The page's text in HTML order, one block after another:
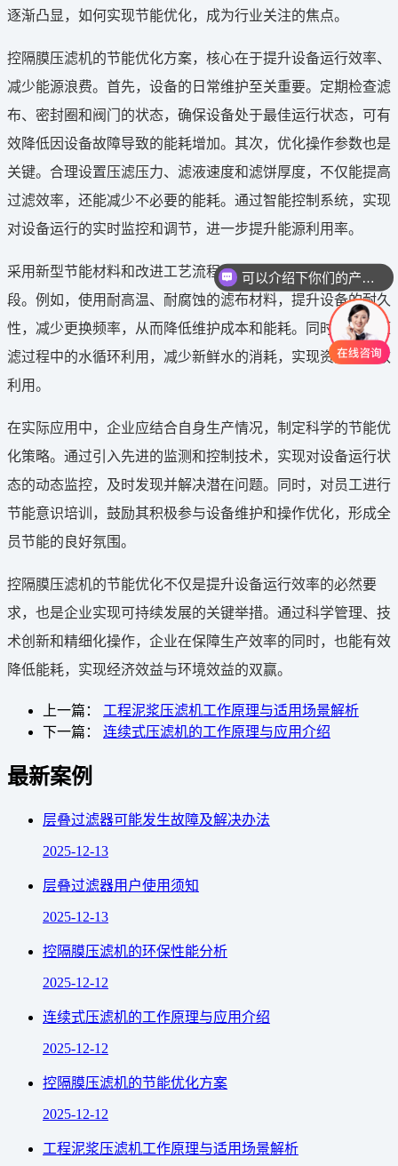
逐渐凸显，如何实现节能优化，成为行业关注的焦点。
控隔膜压滤机的节能优化方案，核心在于提升设备运行效率、
减少能源浪费。首先，设备的日常维护至关重要。定期检查滤
布、密封圈和阀门的状态，确保设备处于最佳运行状态，可有
效降低因设备故障导致的能耗增加。其次，优化操作参数也是
关键。合理设置压滤压力、滤液速度和滤饼厚度，不仅能提高
过滤效率，还能减少不必要的能耗。通过智能控制系统，实现
对设备运行的实时监控和调节，进一步提升能源利用率。
采用新型节能材料和改进工艺流程，也是实现节能的重要手
段。例如，使用耐高温、耐腐蚀的滤布材料，提升设备的耐久
性，减少更换频率，从而降低维护成本和能耗。同时，优化压
滤过程中的水循环利用，减少新鲜水的消耗，实现资源的高效
利用。
在实际应用中，企业应结合自身生产情况，制定科学的节能优
化策略。通过引入先进的监测和控制技术，实现对设备运行状
态的动态监控，及时发现并解决潜在问题。同时，对员工进行
节能意识培训，鼓励其积极参与设备维护和操作优化，形成全
员节能的良好氛围。
控隔膜压滤机的节能优化不仅是提升设备运行效率的必然要
求，也是企业实现可持续发展的关键举措。通过科学管理、技
术创新和精细化操作，企业在保障生产效率的同时，也能有效
降低能耗，实现经济效益与环境效益的双赢。
上一篇： 工程泥浆压滤机工作原理与适用场景解析
下一篇： 连续式压滤机的工作原理与应用介绍
最新案例
层叠过滤器可能发生故障及解决办法
2025-12-13
层叠过滤器用户使用须知
2025-12-13
控隔膜压滤机的环保性能分析
2025-12-12
连续式压滤机的工作原理与应用介绍
2025-12-12
控隔膜压滤机的节能优化方案
2025-12-12
工程泥浆压滤机工作原理与适用场景解析